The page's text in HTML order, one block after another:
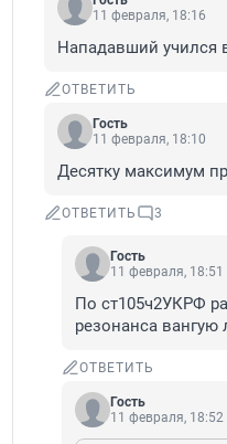
11 февраля, 18:16
Нападавший учился
ОТВЕТИТЬ
Гость
11 февраля, 18:10
Десятку максимум
ОТВЕТИТЬ 3
Гость
11 февраля, 18:51
По ст105ч2УКРФ
резонанса
ОТВЕТИТЬ
Гость
11 февраля, 18:52